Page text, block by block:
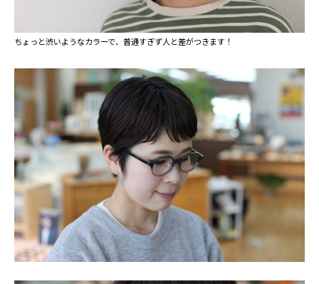
ちょっと渋いようなカラーで、普通すぎず人と差がつきます！